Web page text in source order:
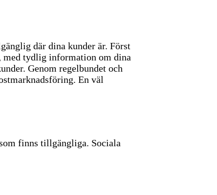
där dina kunder är. Först
med tydlig information om dina
Genom regelbundet och
En väl
finns tillgängliga. Sociala